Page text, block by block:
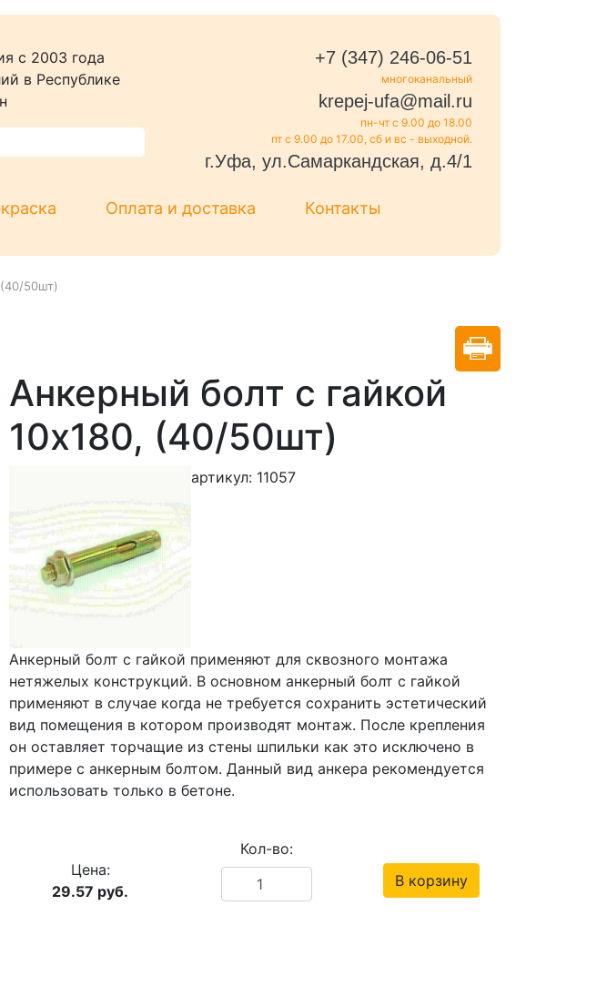
c 2003 года
в Республике
+7 (347) 246-06-51
многоканальный
krepej-ufa@mail.ru
пн-чт с 9.00 до 18.00
пт с 9.00 до 17.00, сб и вс - выходной.
г.Уфа, ул.Самаркандская, д.4/1
Оплата и доставка Контакты
50шт)
Анкерный болт с гайкой
10x180, (40/50шт)
артикул: 11057
Анкерный болт с гайкой применяют для сквозного монтажа
нетяжелых конструкций. В основном анкерный болт с гайкой
применяют в случае когда не требуется сохранить эстетический
вид помещения в котором производят монтаж. После крепления
он оставляет торчащие из стены шпильки как это исключено в
примере с анкерным болтом. Данный вид анкера рекомендуется
использовать только в бетоне.
Цена:
29.57 руб.
Кол-во:
В корзину